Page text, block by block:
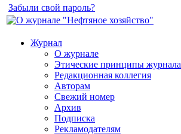
Забыли свой пароль?
Журнал
О журнале
Этические принципы журнала
Редакционная коллегия
Авторам
Свежий номер
Архив
Подписка
Рекламодателям